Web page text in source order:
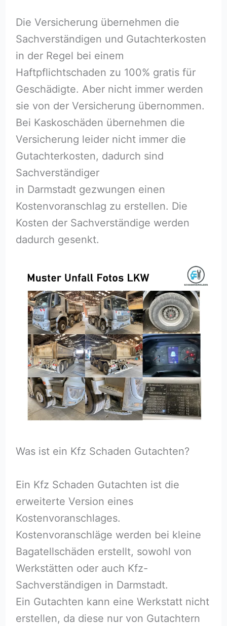
Die Versicherung übernehmen die
Sachverständigen und Gutachterkosten
in der Regel bei einem
Haftpflichtschaden zu 100% gratis für
Geschädigte. Aber nicht immer werden
sie von der Versicherung übernommen.
Bei Kaskoschäden übernehmen die
Versicherung leider nicht immer die
Gutachterkosten, dadurch sind
Sachverständiger
in Darmstadt gezwungen einen
Kostenvoranschlag zu erstellen. Die
Kosten der Sachverständige werden
dadurch gesenkt.
Was ist ein Kfz Schaden Gutachten?
Ein Kfz Schaden Gutachten ist die
erweiterte Version eines
Kostenvoranschlages.
Kostenvoranschläge werden bei kleine
Bagatellschäden erstellt, sowohl von
Werkstätten oder auch Kfz-
Sachverständigen in Darmstadt.
Ein Gutachten kann eine Werkstatt nicht
erstellen, da diese nur von Gutachtern